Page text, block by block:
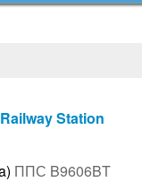
Station
ППС B9606BT